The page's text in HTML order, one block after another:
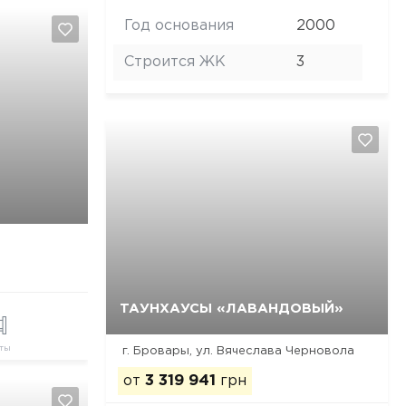
Год основания 2000
Строится ЖК 3
ТАУНХАУСЫ «ЛАВАНДОВЫЙ»
г. Бровары, ул. Вячеслава Черновола
от 3 319 941 грн
Да, удалить Отмена